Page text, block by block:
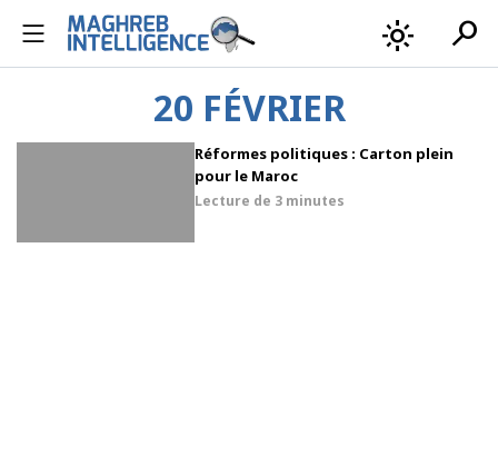
light_mode search
20 FÉVRIER
Réformes politiques : Carton plein
pour le Maroc
Lecture de 3 minutes